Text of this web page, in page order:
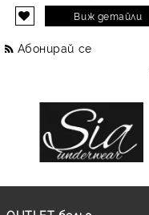
Виж детайли
Абонирай се